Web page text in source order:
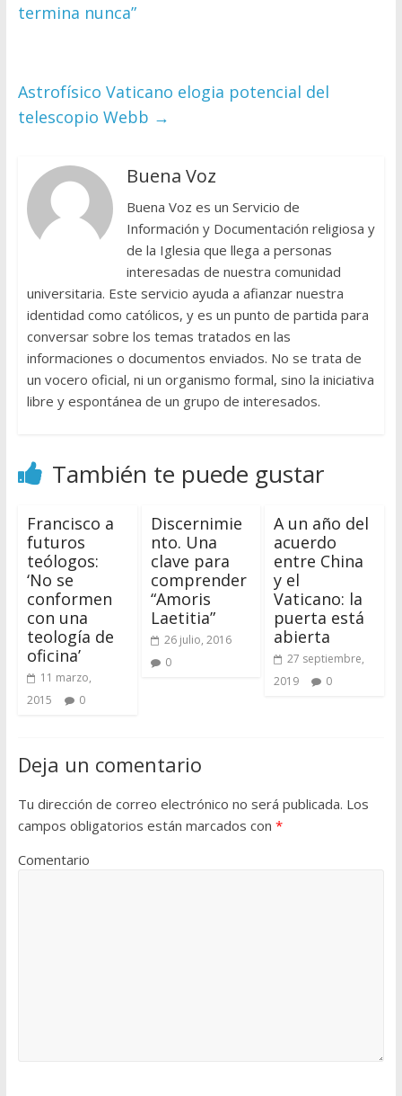
termina nunca”
Astrofísico Vaticano elogia potencial del
telescopio Webb →
Buena Voz
Buena Voz es un Servicio de
Información y Documentación religiosa y
de la Iglesia que llega a personas
interesadas de nuestra comunidad
universitaria. Este servicio ayuda a afianzar nuestra
identidad como católicos, y es un punto de partida para
conversar sobre los temas tratados en las
informaciones o documentos enviados. No se trata de
un vocero oficial, ni un organismo formal, sino la iniciativa
libre y espontánea de un grupo de interesados.
También te puede gustar
Francisco a
futuros
teólogos:
‘No se
conformen
con una
teología de
oficina’
11 marzo,
2015
0
Discernimie
nto. Una
clave para
comprender
“Amoris
Laetitia”
26 julio, 2016
0
A un año del
acuerdo
entre China
y el
Vaticano: la
puerta está
abierta
27 septiembre,
2019
0
Deja un comentario
Tu dirección de correo electrónico no será publicada. Los
campos obligatorios están marcados con *
Comentario